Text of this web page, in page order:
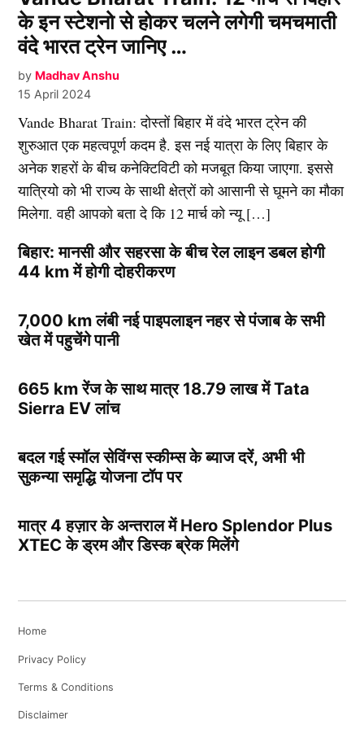
के इन स्टेशनो से होकर चलने लगेगी चमचमाती
वंदे भारत ट्रेन जानिए …
by Madhav Anshu
15 April 2024
Vande Bharat Train: दोस्तों बिहार में वंदे भारत ट्रेन की
शुरुआत एक महत्वपूर्ण कदम है. इस नई यात्रा के लिए बिहार के
अनेक शहरों के बीच कनेक्टिविटी को मजबूत किया जाएगा. इससे
यात्रियो को भी राज्य के साथी क्षेत्रों को आसानी से घूमने का मौका
मिलेगा. वही आपको बता दे कि 12 मार्च को न्यू […]
बिहार: मानसी और सहरसा के बीच रेल लाइन डबल होगी
44 km में होगी दोहरीकरण
7,000 km लंबी नई पाइपलाइन नहर से पंजाब के सभी
खेत में पहुचेंगे पानी
665 km रेंज के साथ मात्र 18.79 लाख में Tata
Sierra EV लांच
बदल गई स्मॉल सेविंग्स स्कीम्स के ब्याज दरें, अभी भी
सुकन्या समृद्धि योजना टॉप पर
मात्र 4 हज़ार के अन्तराल में Hero Splendor Plus
XTEC के ड्रम और डिस्क ब्रेक मिलेंगे
Home
Privacy Policy
Terms & Conditions
Disclaimer